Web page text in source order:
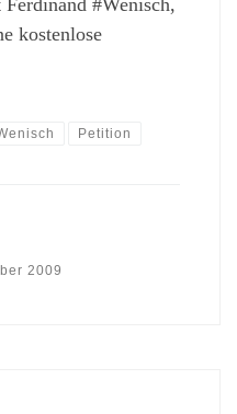
#Wenisch,
kostenlose
Petition
2009